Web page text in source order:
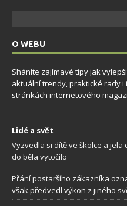
O WEBU
Sháníte zajímavé tipy jak
aktuální trendy, praktické rady
stránkách internetového
Lidé a svět
Vyzvedla si dítě ve školce a jela
do běla vytočilo
Přání postaršího zákazníka
však předvedl výkon z jiného